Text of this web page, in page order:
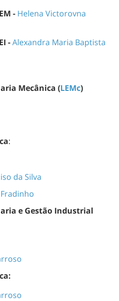
- Helena Victorovna
-Alexandra Maria Baptista
Mecânica (LEMc)
:
da Silva
e Gestão Industrial